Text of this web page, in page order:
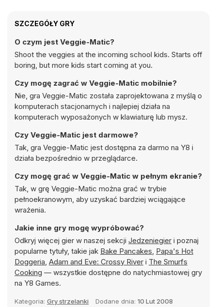
SZCZEGÓŁY GRY
O czym jest Veggie-Matic?
Shoot the veggies at the incoming school kids. Starts off
boring, but more kids start coming at you.
Czy mogę zagrać w Veggie-Matic mobilnie?
Nie, gra Veggie-Matic została zaprojektowana z myślą o
komputerach stacjonarnych i najlepiej działa na
komputerach wyposażonych w klawiaturę lub mysz.
Czy Veggie-Matic jest darmowe?
Tak, gra Veggie-Matic jest dostępna za darmo na Y8 i
działa bezpośrednio w przeglądarce.
Czy mogę grać w Veggie-Matic w pełnym ekranie?
Tak, w grę Veggie-Matic można grać w trybie
pełnoekranowym, aby uzyskać bardziej wciągające
wrażenia.
Jakie inne gry mogę wypróbować?
Odkryj więcej gier w naszej sekcji Jedzeniegier i poznaj
popularne tytuły, takie jak Bake Pancakes, Papa's Hot
Doggeria, Adam and Eve: Crossy River i The Smurfs
Cooking — wszystkie dostępne do natychmiastowej gry
na Y8 Games.
Kategoria: Gry strzelanki Dodane dnia: 10 Lut 2008